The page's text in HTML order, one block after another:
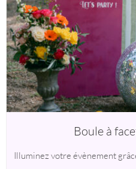
Boule à
Illuminez votre évènement